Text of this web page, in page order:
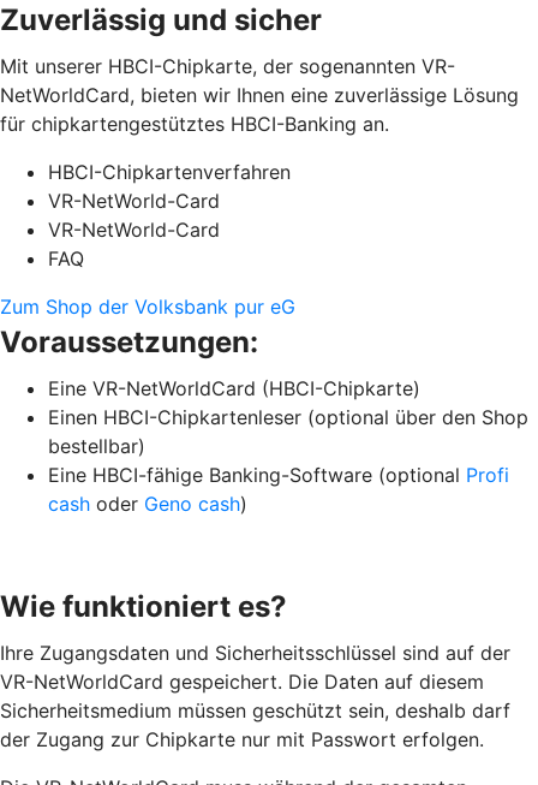
Zuverlässig und sicher
Mit unserer HBCI-Chipkarte, der sogenannten VR-
NetWorldCard, bieten wir Ihnen eine zuverlässige Lösung
für chipkartengestütztes HBCI-Banking an.
HBCI-Chipkartenverfahren
VR-NetWorld-Card
VR-NetWorld-Card
FAQ
Zum Shop der Volksbank pur eG
Voraussetzungen:
Eine VR-NetWorldCard (HBCI-Chipkarte)
Einen HBCI-Chipkartenleser (optional über den Shop
bestellbar)
Eine HBCI-fähige Banking-Software (optional Profi
cash oder Geno cash)
Wie funktioniert es?
Ihre Zugangsdaten und Sicherheitsschlüssel sind auf der
VR-NetWorldCard gespeichert. Die Daten auf diesem
Sicherheitsmedium müssen geschützt sein, deshalb darf
der Zugang zur Chipkarte nur mit Passwort erfolgen.